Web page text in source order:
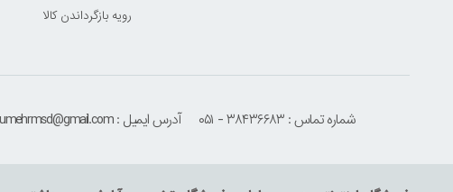
رویه بازگرداندن کالا
شماره تماس : ۳۸۴۳۶۶۸۳ - ۰۵۱ آدرس ایمیل : houmehrmsd@gmail.com